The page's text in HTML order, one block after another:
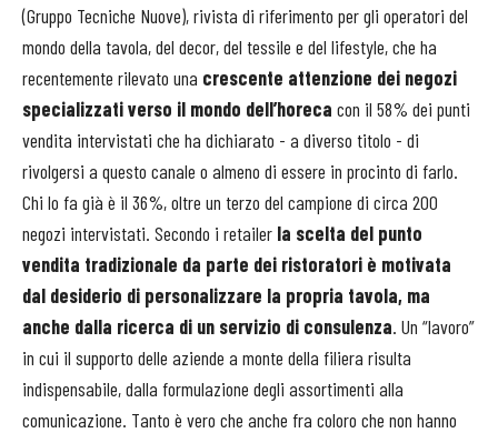
(Gruppo Tecniche Nuove), rivista di riferimento per gli operatori del
mondo della tavola, del decor, del tessile e del lifestyle, che ha
recentemente rilevato una crescente attenzione dei negozi
specializzati verso il mondo dell’horeca con il 58% dei punti
vendita intervistati che ha dichiarato - a diverso titolo - di
rivolgersi a questo canale o almeno di essere in procinto di farlo.
Chi lo fa già è il 36%, oltre un terzo del campione di circa 200
negozi intervistati. Secondo i retailer la scelta del punto
vendita tradizionale da parte dei ristoratori è motivata
dal desiderio di personalizzare la propria tavola, ma
anche dalla ricerca di un servizio di consulenza. Un “lavoro”
in cui il supporto delle aziende a monte della filiera risulta
indispensabile, dalla formulazione degli assortimenti alla
comunicazione. Tanto è vero che anche fra coloro che non hanno